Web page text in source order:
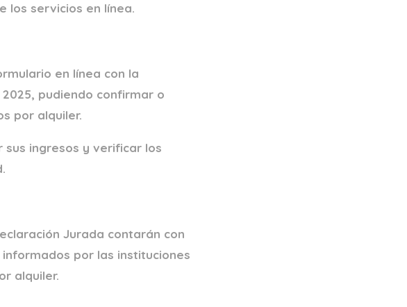
los servicios en línea.
en línea con la
pudiendo confirmar o
por alquiler.
ingresos y verificar los
Jurada contarán con
por las instituciones
alquiler.